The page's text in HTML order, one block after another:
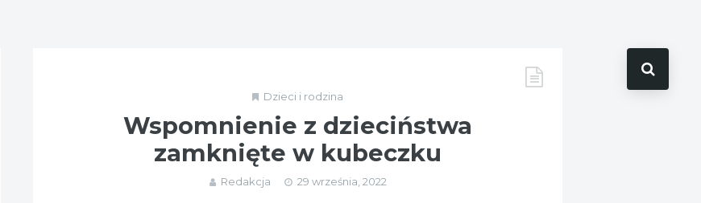
Dzieci i rodzina
Wspomnienie z dzieciństwa
zamknięte w kubeczku
Redakcja 29 września, 2022